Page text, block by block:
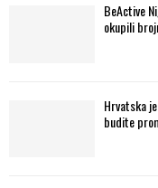
BeActive
okupili
Hrvatska
budite